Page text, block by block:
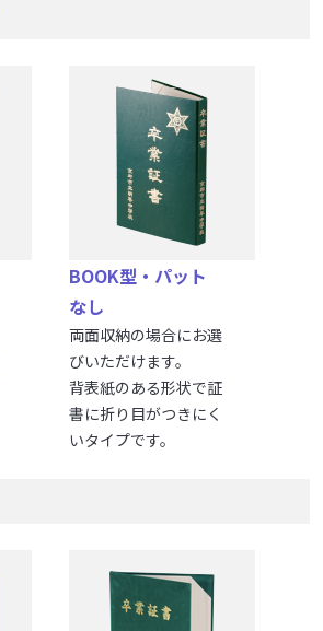
BOOK型・パット
なし
両面収納の場合にお選
びいただけます。
背表紙のある形状で証
書に折り目がつきにく
いタイプです。